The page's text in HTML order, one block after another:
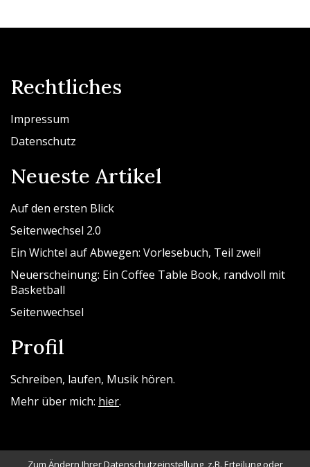
Rechtliches
Impressum
Datenschutz
Neueste Artikel
Auf den ersten Blick
Seitenwechsel 2.0
Ein Wichtel auf Abwegen: Vorlesebuch, Teil zwei!
Neuerscheinung: Ein Coffee Table Book, randvoll mit
Basketball
Seitenwechsel
Profil
Schreiben, laufen, Musik hören.
Mehr über mich: hier.
Zum Ändern Ihrer Datenschutzeinstellung, z.B. Erteilung oder